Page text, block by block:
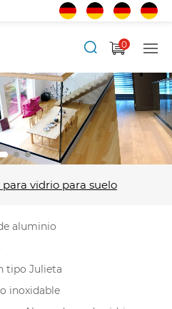
0
para vidrio para suelo
aluminio
tipo Julieta
inoxidable